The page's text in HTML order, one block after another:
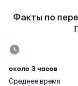
Факты по
около 3 часов
Среднее время